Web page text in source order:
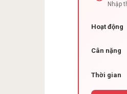
Nhập
Hoạt động
Cân nặng
Thời gian